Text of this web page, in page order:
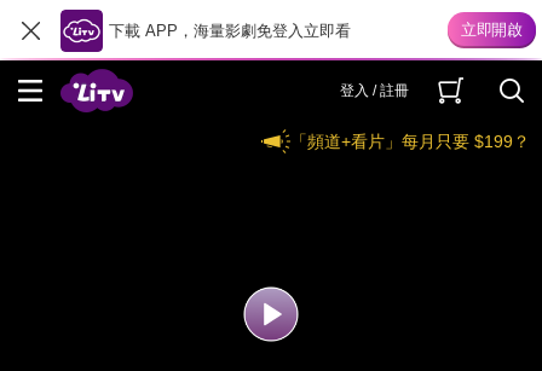
下載 APP，海量影劇免登入立即看
登入 / 註冊
「頻道+看片」每月只要 $199？